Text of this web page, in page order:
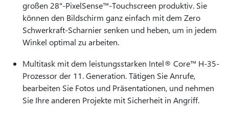
großen 28"-PixelSense™-Touchscreen produktiv. Sie
können den Bildschirm ganz einfach mit dem Zero
Schwerkraft-Scharnier senken und heben, um in jedem
Winkel optimal zu arbeiten.
Multitask mit dem leistungsstarken Intel® Core™ H-35-
Prozessor der 11. Generation. Tätigen Sie Anrufe,
bearbeiten Sie Fotos und Präsentationen, und nehmen
Sie Ihre anderen Projekte mit Sicherheit in Angriff.